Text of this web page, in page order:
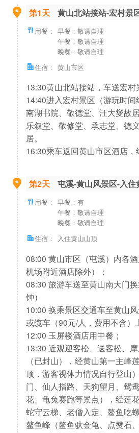
第1天 黄山北站接站-宏村景
用餐： 早餐：敬请自理
午餐：敬请自理
晚餐：敬请自理
住宿： 黄山市区
13:30黄山北站接站，车送宏村
14:40进入宏村景区（游玩时间
南湖书院、敬德堂、汪大燮故
乐叙堂、敬修堂、承志堂、德
居。
16:30乘车返回黄山市区酒店，
第2天 屯溪-黄山风景区-入住
用餐： 早餐：有
午餐：敬请自理
晚餐：敬请自理
住宿：
入住黄山山顶
08:00 黄山市区（屯溪）内各酒
机场附近酒店除外）；
08:30 旅游车送至黄山南大门
钟）
10:00 换乘景区交通车至黄山
或缆车（90元/人，费用不含）
12:00 玉屏楼酒店用中餐；
13:30 近观迎客松、送客松、
（已封山），经黄山第一主峰
顶，游客视体力情况自行登山
门、仙人指路、天狗望月、鸳
花、龟兔赛跑等景点），经莲
蛇守云梯、老僧入定、鳌鱼吃
鳌鱼峰（鳌鱼驮金龟、点赞石